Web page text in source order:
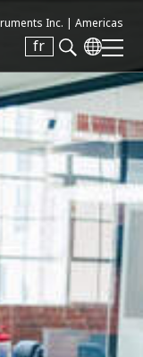
Inc. | Americas
fr